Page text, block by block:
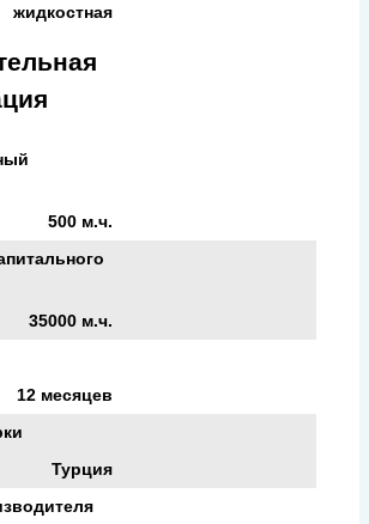
жидкостная
500 м.ч.
35000 м.ч.
12 месяцев
Турция